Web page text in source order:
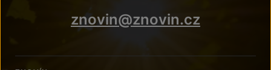
znovin@znovin.cz